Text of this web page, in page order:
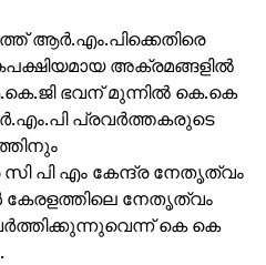
ആര്‍.എം.പിക്കെതിരെ
അക്രമങ്ങളില്‍
ഭവന് മുന്നില്‍ കെ.കെ
പ്രവര്‍ത്തകരുടെ
പി എം കേന്ദ്ര നേതൃത്വം
കേരളത്തിലെ നേതൃത്വം
കെ കെ